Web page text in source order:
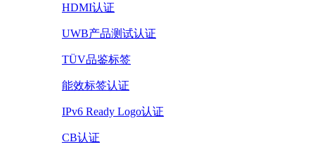
HDMI认证
UWB产品测试认证
TÜV品鉴标签
能效标签认证
IPv6 Ready Logo认证
CB认证